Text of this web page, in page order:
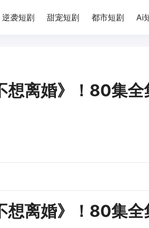
逆袭短剧 甜宠短剧 都市短剧 Ai
想离婚》！80集
想离婚》！80集